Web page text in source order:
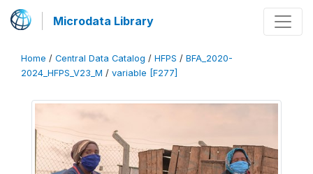
Microdata Library
Home / Central Data Catalog / HFPS / BFA_2020-
2024_HFPS_V23_M / variable [F277]